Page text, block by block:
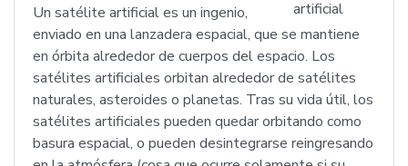
Un satélite artificial es un ingenio,
enviado en una lanzadera espacial, que se mantiene
en órbita alrededor de cuerpos del espacio. Los
satélites artificiales orbitan alrededor de satélites
naturales, asteroides o planetas. Tras su vida útil, los
satélites artificiales pueden quedar orbitando como
basura espacial, o pueden desintegrarse reingresando